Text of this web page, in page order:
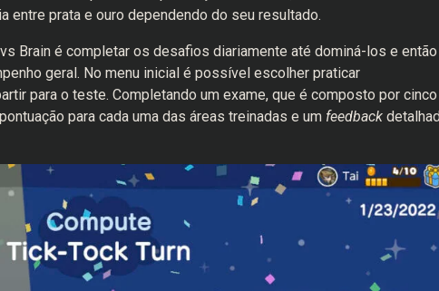
entre prata e ouro dependendo do seu resultado.
Brain é completar os desafios diariamente até dominá-los e então
geral. No menu inicial é possível escolher praticar
para o teste. Completando um exame, que é composto por cinco
para cada uma das áreas treinadas e um feedback